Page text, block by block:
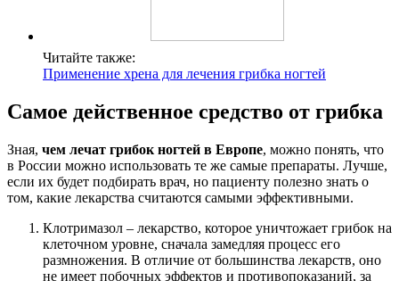
Читайте также:
Применение хрена для лечения грибка ногтей
Самое действенное средство от грибка
Зная, чем лечат грибок ногтей в Европе, можно понять, что
в России можно использовать те же самые препараты. Лучше,
если их будет подбирать врач, но пациенту полезно знать о
том, какие лекарства считаются самыми эффективными.
Клотримазол – лекарство, которое уничтожает грибок на
клеточном уровне, сначала замедляя процесс его
размножения. В отличие от большинства лекарств, оно
не имеет побочных эффектов и противопоказаний, за